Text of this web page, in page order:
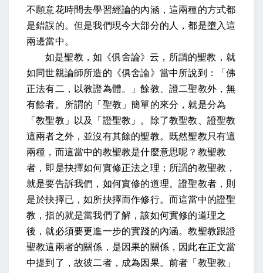
不願意花時間去學習經論的內涵，這兩種的方式都
是錯誤的。但是我們現今大部分的人，都是墮入這
兩邊當中。
如是聖教，如《俱舍論》云， 所謂的聖教，就
如同世親論師所造的《俱舍論》當中所說到：
「佛
正法有二，以教證為體。」餘教、證二聖教外，無
有餘者。
所謂的「聖教」簡單的來分，就是分為
「教聖教」以及「證聖教」。除了教聖教、證聖教
這兩者之外，並沒有其餘的聖教。既然聖教只有這
兩種，而這當中的教聖教是什麼意思呢？ 教聖教
者，即是抉擇如何實修正法之理； 所謂的教聖教，
就是要告訴我們，如何實修的道理。證聖教者，則
是於抉擇已，如所抉擇而作修行。 而這當中的證聖
教，指的就是當我們了解，該如何實修的道理之
後，就必須要更進一步的實踐的內涵。教聖教跟證
聖教這兩者的關係，是因果的關係，因此在正文當
中提到了， 故彼二者，成為因果。 前者「教聖教」